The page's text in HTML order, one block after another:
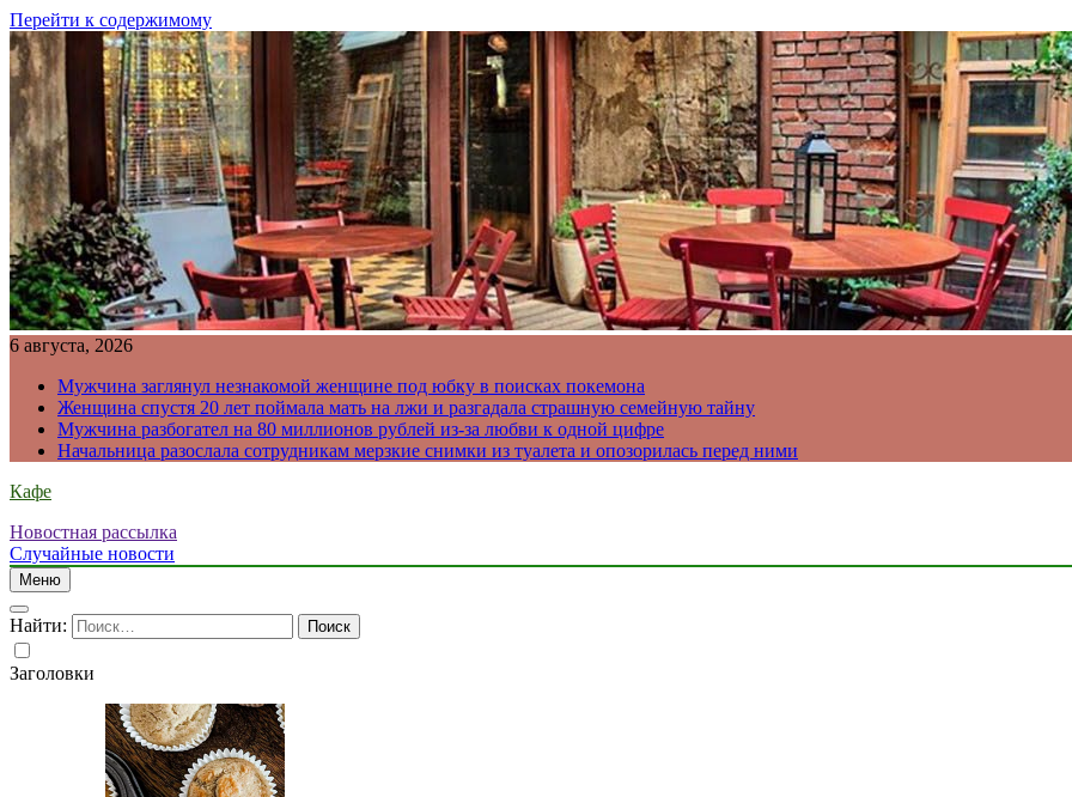
Перейти к содержимому
6 августа, 2026
Мужчина заглянул незнакомой женщине под юбку в поисках покемона
Женщина спустя 20 лет поймала мать на лжи и разгадала страшную семейную тайну
Мужчина разбогател на 80 миллионов рублей из-за любви к одной цифре
Начальница разослала сотрудникам мерзкие снимки из туалета и опозорилась перед ними
Кафе
Новостная рассылка
Случайные новости
Меню
Найти:
Заголовки